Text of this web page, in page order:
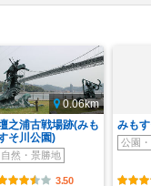
0.06km
之浦古戦場跡(みも
そ川公園)
自然・景勝地
3.50
みも
公園